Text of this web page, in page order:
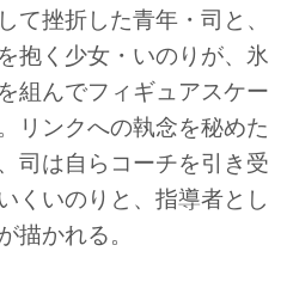
て挫折した青年・司と、
抱く少女・いのりが、氷
組んでフィギュアスケー
リンクへの執念を秘めた
司は自らコーチを引き受
くいのりと、指導者とし
描かれる。